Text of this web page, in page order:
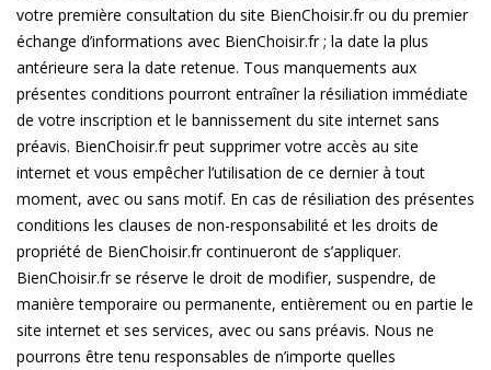
votre première consultation du site BienChoisir.fr ou du premier
échange d’informations avec BienChoisir.fr ; la date la plus
antérieure sera la date retenue. Tous manquements aux
présentes conditions pourront entraîner la résiliation immédiate
de votre inscription et le bannissement du site internet sans
préavis. BienChoisir.fr peut supprimer votre accès au site
internet et vous empêcher l’utilisation de ce dernier à tout
moment, avec ou sans motif. En cas de résiliation des présentes
conditions les clauses de non-responsabilité et les droits de
propriété de BienChoisir.fr continueront de s’appliquer.
BienChoisir.fr se réserve le droit de modifier, suspendre, de
manière temporaire ou permanente, entièrement ou en partie le
site internet et ses services, avec ou sans préavis. Nous ne
pourrons être tenu responsables de n’importe quelles